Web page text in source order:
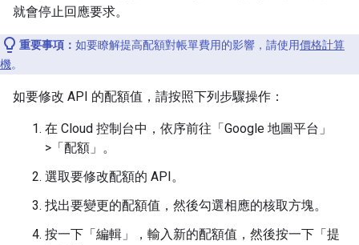
就會停止回應要求。
重要事項： 如要瞭解提高配額對帳單費用的影響，請使用價格計算
機。
如要修改 API 的配額值，請按照下列步驟操作：
在 Cloud 控制台中，依序前往「Google 地圖平台」
>「配額」 。
選取要修改配額的 API。
找出要變更的配額值，然後勾選相應的核取方塊。
按一下「編輯」
，輸入新的配額值，然後按一下「提